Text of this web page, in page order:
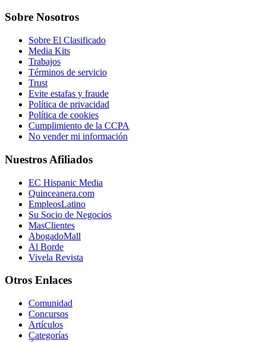
Sobre Nosotros
Sobre El Clasificado
Media Kits
Trabajos
Términos de servicio
Trust
Evite estafas y fraude
Política de privacidad
Política de cookies
Cumplimiento de la CCPA
No vender mi información
Nuestros Afiliados
EC Hispanic Media
Quinceanera.com
EmpleosLatino
Su Socio de Negocios
MasClientes
AbogadoMall
Al Borde
Vivela Revista
Otros Enlaces
Comunidad
Concursos
Artículos
Categorías